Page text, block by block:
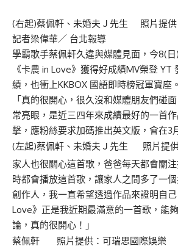
(右起)蔡佩軒、未婚夫Ｊ先生 照片提供
記者梁偉華／ 台北報導
學霸歌手蔡佩軒久違與媒體見面，今8(
《卡農 in Love》獲得好成績MV榮登 YT
績，也衝上KKBOX 國語即時榜冠軍寶座
「真的很開心，很久沒和媒體朋友們碰
常亮眼，是近三四年來成績最好的一首
擊，應粉絲要求加碼推出英文版，會在3
(左起)蔡佩軒、未婚夫Ｊ先生 照片提
家人也很關心這首歌，爸爸每天都會關
時都會播放這首歌，讓家人之間多了一
創作人，我一直希望透過作品來證明自
Love》正是我近期最滿意的一首歌，能
論，真的很開心！」
蔡佩軒 照片提供：可瑞思國際娛樂